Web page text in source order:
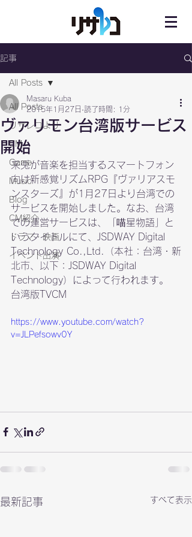
記事
All Posts
リサレコより
CM
Game
Music
Blog
CM紹介
ドラマ・映画
イベント出演
All Posts
ヴァリモン台湾版サービス
開始
Masaru Kuba
2015年1月27日 読了時間: 1分
来兎が音楽を担当するスマートフォン
向け新感覚リズムRPG『ヴァリアスモ
ンスターズ』が1月27日より台湾での
サービスを開始しました。なお、台湾
での運営サービスは、「喵星物語」と
いうタイトルにて、JSDWAY Digital
Technology Co.,Ltd.（本社：台湾・新
北市、以下：JSDWAY Digital
Technology）によって行われます。
https://www.youtube.com/watch?
v=JLPefsowv0Y
最新記事 すべて表示